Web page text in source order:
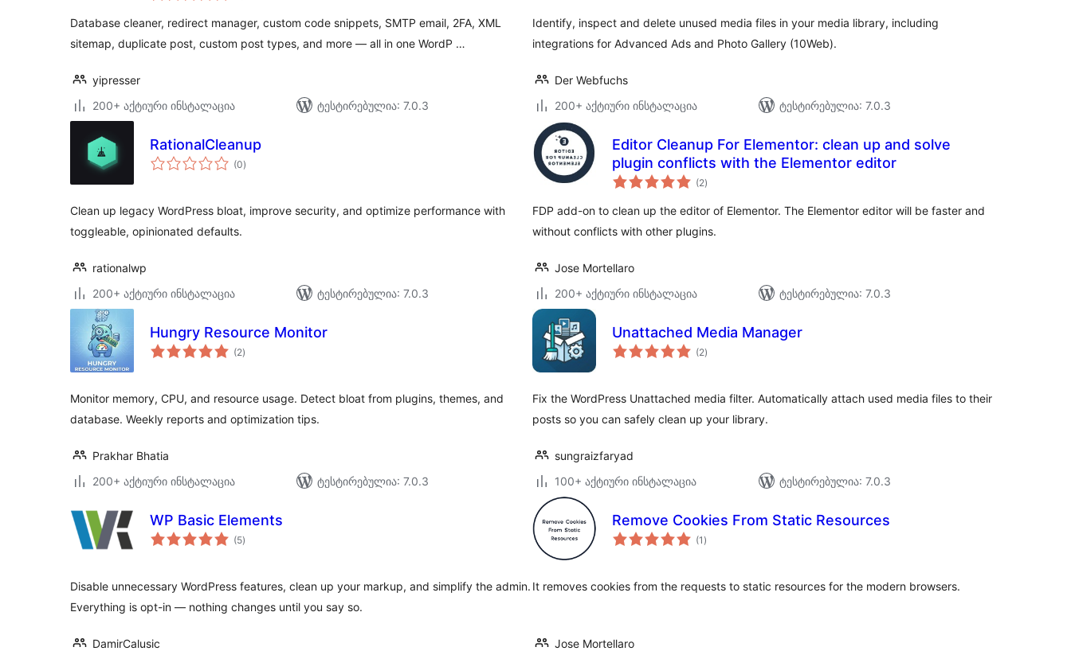
Database cleaner, redirect manager, custom code snippets, SMTP email, 2FA, XML
sitemap, duplicate post, custom post types, and more — all in one WordP …
yipresser
200+ აქტიური ინსტალაცია
ტესტირებულია: 7.0.3
Identify, inspect and delete unused media files in your media library, including
integrations for Advanced Ads and Photo Gallery (10Web).
Der Webfuchs
200+ აქტიური ინსტალაცია
ტესტირებულია: 7.0.3
RationalCleanup
(0საერთო
რეიტინგი
)
Clean up legacy WordPress bloat, improve security, and optimize performance with
toggleable, opinionated defaults.
rationalwp
200+ აქტიური ინსტალაცია
ტესტირებულია: 7.0.3
Editor Cleanup For Elementor: clean up and solve
plugin conflicts with the Elementor editor
(2საერთო
რეიტინგი
)
FDP add-on to clean up the editor of Elementor. The Elementor editor will be faster and
without conflicts with other plugins.
Jose Mortellaro
200+ აქტიური ინსტალაცია
ტესტირებულია: 7.0.3
Hungry Resource Monitor
(2საერთო
რეიტინგი
)
Monitor memory, CPU, and resource usage. Detect bloat from plugins, themes, and
database. Weekly reports and optimization tips.
Prakhar Bhatia
200+ აქტიური ინსტალაცია
ტესტირებულია: 7.0.3
Unattached Media Manager
(2საერთო
რეიტინგი
)
Fix the WordPress Unattached media filter. Automatically attach used media files to their
posts so you can safely clean up your library.
sungraizfaryad
100+ აქტიური ინსტალაცია
ტესტირებულია: 7.0.3
WP Basic Elements
(5საერთო
რეიტინგი
)
Disable unnecessary WordPress features, clean up your markup, and simplify the admin.
Everything is opt-in — nothing changes until you say so.
DamirCalusic
Remove Cookies From Static Resources
(1 საერთო
რეიტინგი
)
It removes cookies from the requests to static resources for the modern browsers.
Jose Mortellaro